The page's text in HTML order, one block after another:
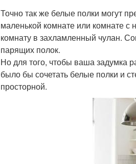
Точно так же белые полки могут
маленькой комнате или комнате
комнату в захламленный чулан.
парящих полок.
Но для того, чтобы ваша задумка
было бы сочетать белые полки и
просторной.